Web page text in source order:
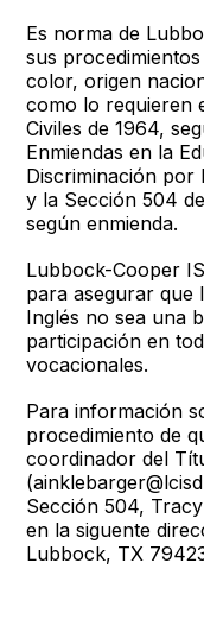
Es norma de
sus
color, origen
como lo requieren
Civiles de 1964,
Enmiendas en la
Discriminación por
y la Sección 504
según enmienda.
Lubbock-Cooper
para asegurar que
Inglés no sea una
participación en
vocacionales.
Para información
procedimiento de
coordinador del
Sección 504,
en la siguente
Lubbock, TX